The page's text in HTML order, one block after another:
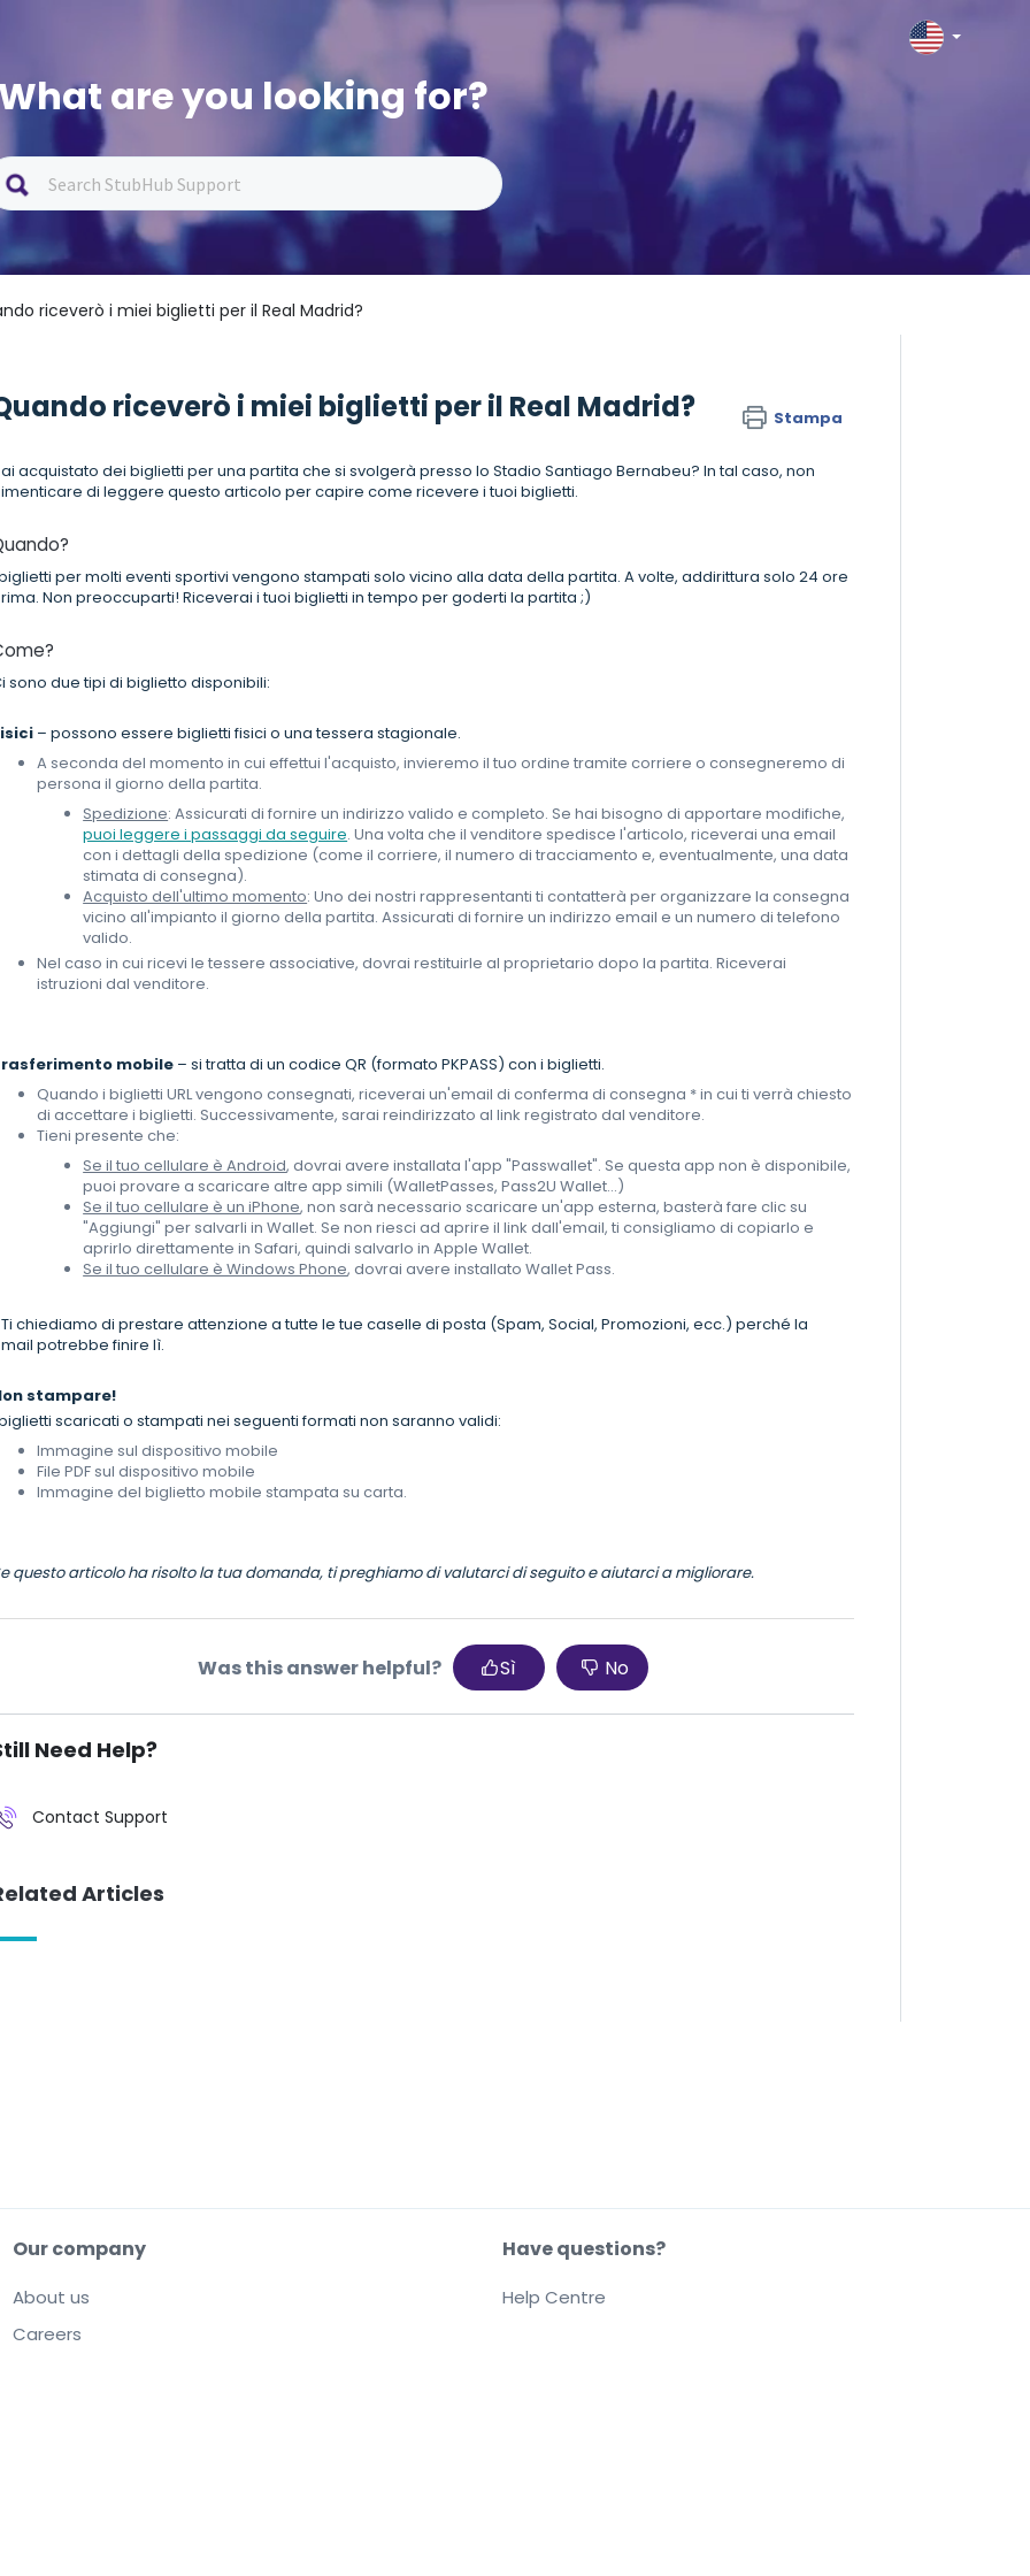
are you looking for?
riceverò i miei biglietti per il Real Madrid?
riceverò i miei biglietti per il Real Madrid? Stampa
acquistato dei biglietti per una partita che si svolgerà presso lo Stadio Santiago Bernabeu? In tal caso, non
di leggere questo articolo per capire come ricevere i tuoi biglietti.
per molti eventi sportivi vengono stampati solo vicino alla data della partita. A volte, addirittura solo 24 ore
Non preoccuparti! Riceverai i tuoi biglietti in tempo per goderti la partita ;)
sono due tipi di biglietto disponibili:
– possono essere biglietti fisici o una tessera stagionale.
A seconda del momento in cui effettui l'acquisto, invieremo il tuo ordine tramite corriere o consegneremo di
persona il giorno della partita.
Spedizione: Assicurati di fornire un indirizzo valido e completo. Se hai bisogno di apportare modifiche,
puoi leggere i passaggi da seguire. Una volta che il venditore spedisce l'articolo, riceverai una email
con i dettagli della spedizione (come il corriere, il numero di tracciamento e, eventualmente, una data
stimata di consegna).
Acquisto dell'ultimo momento: Uno dei nostri rappresentanti ti contatterà per organizzare la consegna
vicino all'impianto il giorno della partita. Assicurati di fornire un indirizzo email e un numero di telefono
valido.
Nel caso in cui ricevi le tessere associative, dovrai restituirle al proprietario dopo la partita. Riceverai
istruzioni dal venditore.
mobile – si tratta di un codice QR (formato PKPASS) con i biglietti.
Quando i biglietti URL vengono consegnati, riceverai un'email di conferma di consegna * in cui ti verrà chiesto
di accettare i biglietti. Successivamente, sarai reindirizzato al link registrato dal venditore.
Tieni presente che:
Se il tuo cellulare è Android, dovrai avere installata l'app "Passwallet". Se questa app non è disponibile,
puoi provare a scaricare altre app simili (WalletPasses, Pass2U Wallet...)
Se il tuo cellulare è un iPhone, non sarà necessario scaricare un'app esterna, basterà fare clic su
"Aggiungi" per salvarli in Wallet. Se non riesci ad aprire il link dall'email, ti consigliamo di copiarlo e
aprirlo direttamente in Safari, quindi salvarlo in Apple Wallet.
Se il tuo cellulare è Windows Phone, dovrai avere installato Wallet Pass.
chiediamo di prestare attenzione a tutte le tue caselle di posta (Spam, Social, Promozioni, ecc.) perché la
potrebbe finire lì.
stampare!
scaricati o stampati nei seguenti formati non saranno validi:
Immagine sul dispositivo mobile
File PDF sul dispositivo mobile
Immagine del biglietto mobile stampata su carta.
questo articolo ha risolto la tua domanda, ti preghiamo di valutarci di seguito e aiutarci a migliorare.
Was this answer helpful? Sì No
Need Help?
Contact Support
Articles
Our company
About us
Careers
Have questions?
Help Centre